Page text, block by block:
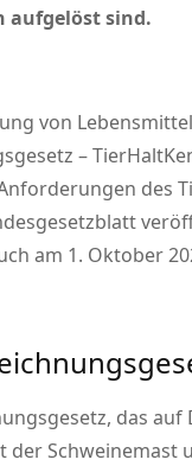
aufgelöst sind.
von
–
des
am 1. Oktober
das
Schweinemast